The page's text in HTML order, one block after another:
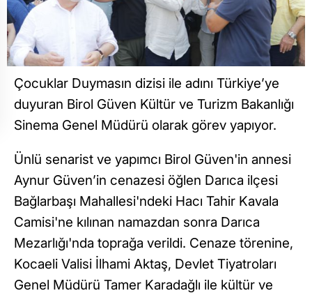
Çocuklar Duymasın dizisi ile adını Türkiye’ye
duyuran Birol Güven Kültür ve Turizm Bakanlığı
Sinema Genel Müdürü olarak görev yapıyor.
Ünlü senarist ve yapımcı Birol Güven'in annesi
Aynur Güven’in cenazesi öğlen Darıca ilçesi
Bağlarbaşı Mahallesi'ndeki Hacı Tahir Kavala
Camisi'ne kılınan namazdan sonra Darıca
Mezarlığı'nda toprağa verildi. Cenaze törenine,
Kocaeli Valisi İlhami Aktaş, Devlet Tiyatroları
Genel Müdürü Tamer Karadağlı ile kültür ve